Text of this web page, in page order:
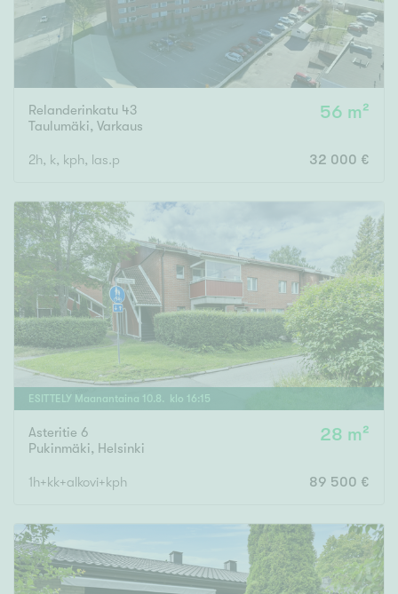
Relanderinkatu 43
Taulumäki, Varkaus
56 m²
2h, k, kph, las.p 32 000 €
ESITTELY Maanantaina 10. 8 . klo 16:15
Asteritie 6
Pukinmäki, Helsinki
28 m²
1h+kk+alkovi+kph 89 500 €